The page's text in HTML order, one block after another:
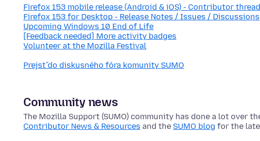
Firefox 153 mobile release (Android & iOS) - Contributor thread
Firefox 153 for Desktop - Release Notes / Issues / Discussions
Upcoming Windows 10 End of Life
[Feedback needed] More activity badges
Volunteer at the Mozilla Festival
Prejsť do diskusného fóra komunity SUMO
Community news
The Mozilla Support (SUMO) community has done a lot over
Contributor News & Resources and the SUMO blog for the